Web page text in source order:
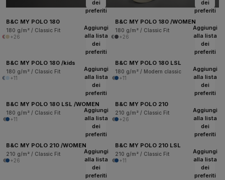
dei
preferiti
B&C MY POLO 180
180 g/m² / Classic Fit
+26
dei
preferiti
B&C MY POLO 180 /WOMEN
180 g/m² / Classic Fit
+26
Aggiungi
alla lista
dei
preferiti
B&C MY POLO 180 /kids
180 g/m² / Classic Fit
+11
Aggiungi
alla lista
dei
preferiti
B&C MY POLO 180 LSL
180 g/m² / Modern classic
+11
Aggiungi
alla lista
dei
preferiti
B&C MY POLO 180 LSL /WOMEN
180 g/m² / Classic Fit
+11
Aggiungi
alla lista
dei
preferiti
B&C MY POLO 210
210 g/m² / Classic Fit
+26
Aggiungi
alla lista
dei
preferiti
B&C MY POLO 210 /WOMEN
210 g/m² / Classic Fit
+26
Aggiungi
alla lista
dei
preferiti
B&C MY POLO 210 LSL
210 g/m² / Classic Fit
+11
Aggiungi
alla lista
dei
preferiti
Aggiungi
alla lista
dei
preferiti